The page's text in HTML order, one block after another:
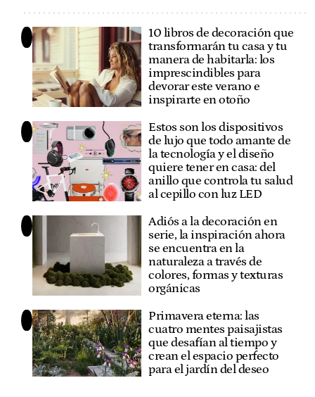
10 libros de decoración que
transformarán tu casa y tu
manera de habitarla: los
imprescindibles para
devorar este verano e
inspirarte en otoño
Estos son los dispositivos
de lujo que todo amante de
la tecnología y el diseño
quiere tener en casa: del
anillo que controla tu salud
al cepillo con luz LED
Adiós a la decoración en
serie, la inspiración ahora
se encuentra en la
naturaleza a través de
colores, formas y texturas
orgánicas
Primavera eterna: las
cuatro mentes paisajistas
que desafían al tiempo y
crean el espacio perfecto
para el jardín del deseo